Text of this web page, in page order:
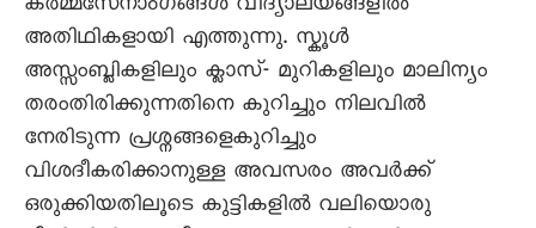
കർമ്മസേനാംഗങ്ങൾ വിദ്യാലയങ്ങളിൽ
അതിഥികളായി എത്തുന്നു. സ്കൂൾ
അസ്സംബ്ലികളിലും ക്ലാസ്- മുറികളിലും മാലിന്യം
തരംതിരിക്കുന്നതിനെ കുറിച്ചും നിലവിൽ
നേരിടുന്ന പ്രശ്നങ്ങളെകുറിച്ചും
വിശദീകരിക്കാനുള്ള അവസരം അവർക്ക്
ഒരുക്കിയതിലൂടെ കുട്ടികളിൽ വലിയൊരു